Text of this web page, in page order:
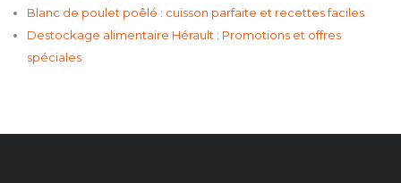
Blanc de poulet poêlé : cuisson parfaite et recettes faciles
Destockage alimentaire Hérault : Promotions et offres
spéciales